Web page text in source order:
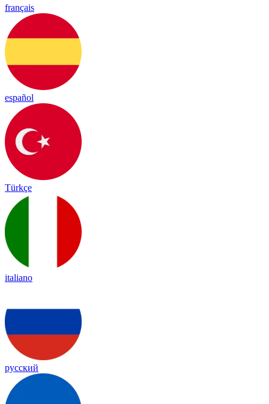
français
español
Türkçe
italiano
русский